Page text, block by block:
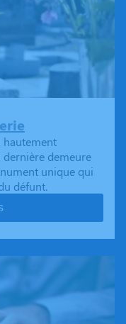
hautement
dernière demeure
unique qui
défunt.